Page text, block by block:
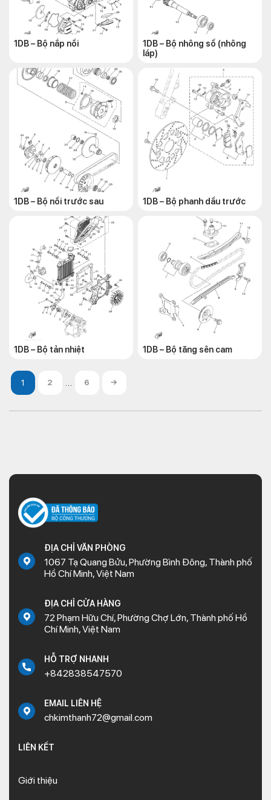
1DB – Bộ nắp nồi
1DB – Bộ nhông số (nhông
láp)
1DB – Bộ nồi trước sau 1DB – Bộ phanh dầu trước
1DB – Bộ tản nhiệt 1DB – Bộ tăng sên cam
2 … 6 →
ĐỊA CHỈ VĂN PHÒNG
1067 Tạ Quang Bửu, Phường Bình Đông, Thành phố
Hồ Chí Minh, Việt Nam
ĐỊA CHỈ CỬA HÀNG
72 Phạm Hữu Chí, Phường Chợ Lớn, Thành phố Hồ
Chí Minh, Việt Nam
HỖ TRỢ NHANH
+842838547570
EMAIL LIÊN HỆ
chkimthanh72@gmail.com
LIÊN KẾT
Giới thiệu